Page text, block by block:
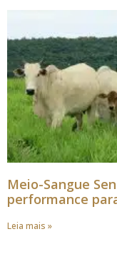
Meio-Sangue
performance
Leia mais »